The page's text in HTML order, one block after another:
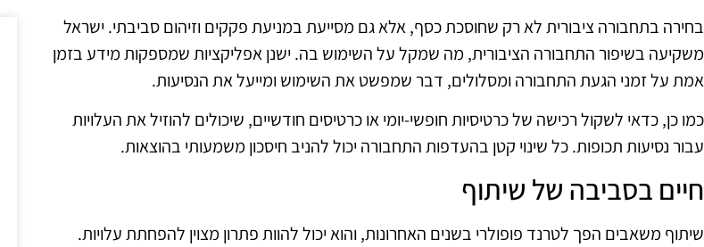
בחירה בתחבורה ציבורית לא רק שחוסכת כסף, אלא גם מסייעת במניעת פקקים וזיהום סביבתי. ישראל
משקיעה בשיפור התחבורה הציבורית, מה שמקל על השימוש בה. ישנן אפליקציות שמספקות מידע בזמן
אמת על זמני הגעת התחבורה ומסלולים, דבר שמפשט את השימוש ומייעל את הנסיעות.
כמו כן, כדאי לשקול רכישה של כרטיסיות חופשי-יומי או כרטיסים חודשיים, שיכולים להוזיל את העלויות
עבור נסיעות תכופות. כל שינוי קטן בהעדפות התחבורה יכול להניב חיסכון משמעותי בהוצאות.
חיים בסביבה של שיתוף
שיתוף משאבים הפך לטרנד פופולרי בשנים האחרונות, והוא יכול להוות פתרון מצוין להפחתת עלויות.